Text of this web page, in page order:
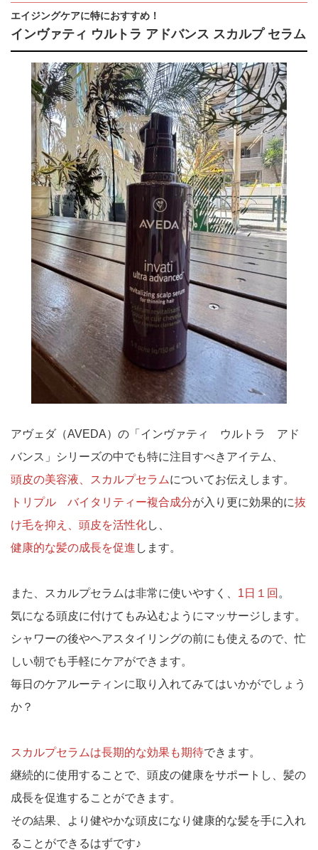
エイジングケアに特におすすめ！
インヴァティ ウルトラ アドバンス スカルプ セラム
アヴェダ（AVEDA）の「インヴァティ ウルトラ アド
バンス」シリーズの中でも特に注目すべきアイテム、
頭皮の美容液、スカルプセラムについてお伝えします。
トリプル バイタリティー複合成分が入り更に効果的に抜
け毛を抑え、頭皮を活性化し、
健康的な髪の成長を促進 します。
また、スカルプセラムは非常に使いやすく、 1日１回 。
気になる頭皮に付けてもみ込むようにマッサージします。
シャワーの後やヘアスタイリングの前にも使えるので、忙
しい朝でも手軽にケアができます。
毎日のケアルーティンに取り入れてみてはいかがでしょう
か？
スカルプセラムは長期的な効果も期待できます。
継続的に使用することで、頭皮の健康をサポートし、髪の
成長を促進することができます。
その結果、より健やかな頭皮になり健康的な髪を手に入れ
ることができるはずです♪